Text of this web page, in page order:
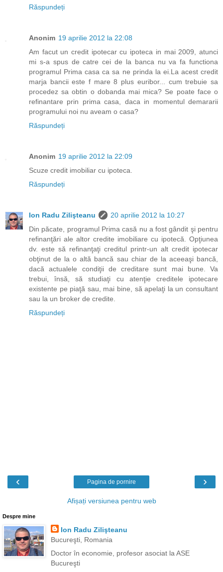
Răspundeți
Anonim 19 aprilie 2012 la 22:08
Am facut un credit ipotecar cu ipoteca in mai 2009, atunci
mi s-a spus de catre cei de la banca nu va fa functiona
programul Prima casa ca sa ne prinda la ei.La acest credit
marja bancii este f mare 8 plus euribor... cum trebuie sa
procedez sa obtin o dobanda mai mica? Se poate face o
refinantare prin prima casa, daca in momentul demararii
programului noi nu aveam o casa?
Răspundeți
Anonim 19 aprilie 2012 la 22:09
Scuze credit imobiliar cu ipoteca.
Răspundeți
Ion Radu Zilişteanu
20 aprilie 2012 la 10:27
Din păcate, programul Prima casă nu a fost gândit şi pentru
refinanţări ale altor credite imobiliare cu ipotecă. Opţiunea
dv. este să refinanţaţi creditul printr-un alt credit ipotecar
obţinut de la o altă bancă sau chiar de la aceeaşi bancă,
dacă actualele condiţii de creditare sunt mai bune. Va
trebui, însă, să studiaţi cu atenţie creditele ipotecare
existente pe piaţă sau, mai bine, să apelaţi la un consultant
sau la un broker de credite.
Răspundeți
‹ ›
Pagina de pornire
Afișați versiunea pentru web
Despre mine
Ion Radu Zilişteanu
Bucureşti, Romania
Doctor în economie, profesor asociat la ASE
Bucureşti